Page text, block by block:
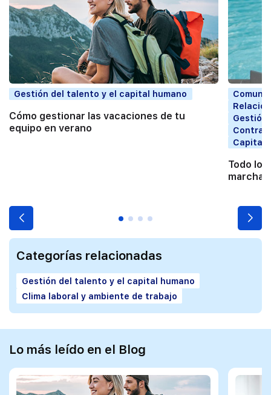
Gestión del talento y el capital humano
Cómo gestionar las vacaciones de tu
equipo en verano
Gestión
Capital
Todo lo
Categorías relacionadas
Gestión del talento y el capital humano
Clima laboral y ambiente de trabajo
Lo más leído en el Blog